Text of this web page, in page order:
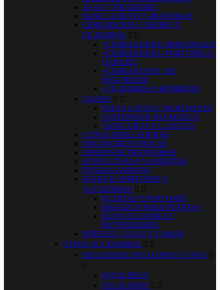
ASAS Y TIRADORES
BASES ASIENTO GIRATORIAS
CERRADURAS, CIERRES Y
CILINDROS  
+CERRADURAS/ PRINCIPALES
+CERRADURAS- PORTONES O
GARAJES
+CERRADURAS, DE
SEGURIDAD
+CILINDROS O BOMBINES
CHASIS  
PATAS GATOS Y MARTINETES
SUSPENSION NEUMATICA
TAPACUBOS Y LLANTAS
CUÑAS NIVELADORAS
ENGANCHES Y BOLAS
ESPEJOS RETROVISORES
ESTRUCTURAS Y ASIENTOS
FUNDAS ASIENTO
PUERTAS PORTONES Y
ACCESORIOS  
PUERTAS Y PORTONES
BISAGRAS PARA PUERTAS
BLOQUEADORES Y
RETENEDORES
PERFILES, GUIAS Y GOMAS
OTROS ACCESORIOS  
ESCALERAS ESCALONES Y ASAS 

ESCALERAS
ESCALONES  